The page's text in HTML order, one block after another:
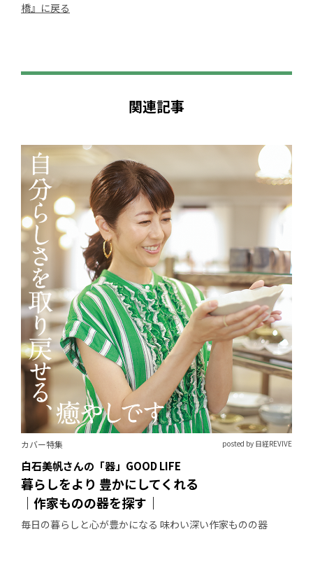
橋』に戻る
関連記事
カバー特集 posted by 日経REVIVE
白石美帆さんの「器」GOOD LIFE
暮らしをより 豊かにしてくれる
｜作家ものの器を探す｜
毎日の暮らしと心が豊かになる 味わい深い作家ものの器